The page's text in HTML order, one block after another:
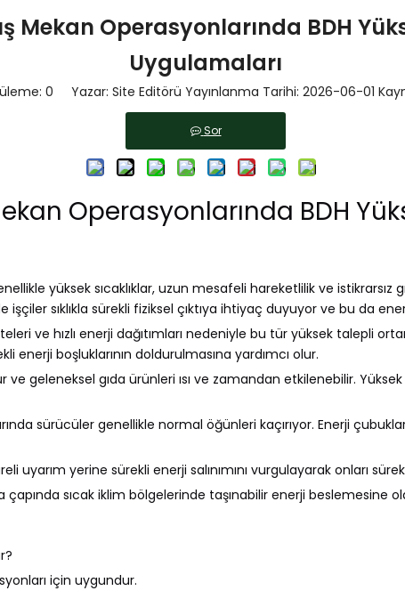
Mekan Operasyonlarında BDH
Uygulamaları
0 Yazar: Site Editörü Yayınlanma Tarihi: 2026-06-01
Sor
Operasyonlarında BDH
yüksek sıcaklıklar, uzun mesafeli hareketlilik ve istikrarsız
sıklıkla sürekli fiziksel çıktıya ihtiyaç duyuyor ve bu da
ve hızlı enerji dağıtımları nedeniyle bu tür yüksek talepli
boşluklarının doldurulmasına yardımcı olur.
geleneksel gıda ürünleri ısı ve zamandan etkilenebilir.
sürücüler genellikle normal öğünleri kaçırıyor. Enerji
uyarım yerine sürekli enerji salınımını vurgulayarak onları
sıcak iklim bölgelerinde taşınabilir enerji beslemesine
için uygundur.